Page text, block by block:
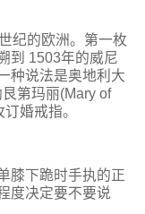
纪的欧洲。第一枚
到 1503年的威尼
种说法是奥地利大
第玛丽(Mary of
婚戒指。
膝下跪时手执的正
度决定要不要说